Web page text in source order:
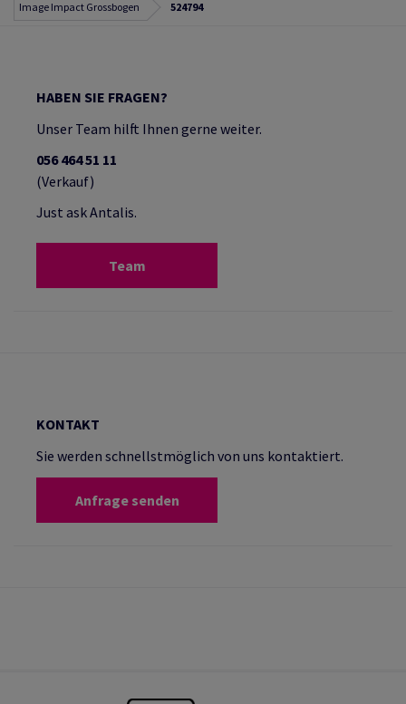
Image Impact Grossbogen 524794
HABEN SIE FRAGEN?
Unser Team hilft Ihnen gerne weiter.
056 464 51 11
(Verkauf)
Just ask Antalis.
Team
KONTAKT
Sie werden schnellstmöglich von uns kontaktiert.
Anfrage senden